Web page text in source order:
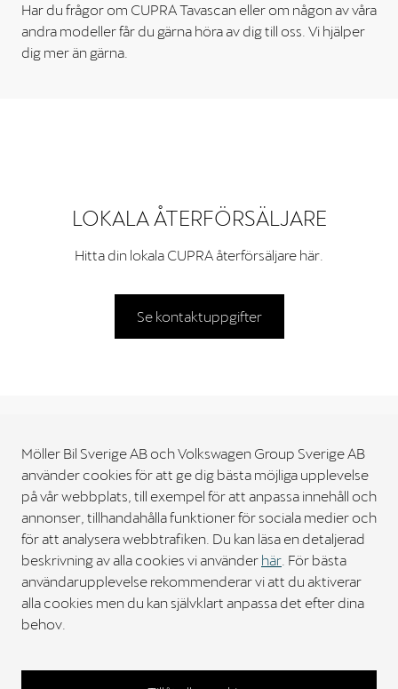
Möller Bil Sverige AB och Volkswagen Group Sverige AB
använder cookies för att ge dig bästa möjliga upplevelse
på vår webbplats, till exempel för att anpassa innehåll och
annonser, tillhandahålla funktioner för sociala medier och
för att analysera webbtrafiken. Du kan läsa en detaljerad
beskrivning av alla cookies vi använder här . För bästa
användarupplevelse rekommenderar vi att du aktiverar
alla cookies men du kan självklart anpassa det efter dina
behov.
Har du frågor om CUPRA Tavascan eller om någon av våra
andra modeller får du gärna höra av dig till oss. Vi hjälper
dig mer än gärna.
LOKALA ÅTERFÖRSÄLJARE
Hitta din lokala CUPRA återförsäljare här.
Se kontaktuppgifter
Möller Bil Sverige
Kontakt
Bilar